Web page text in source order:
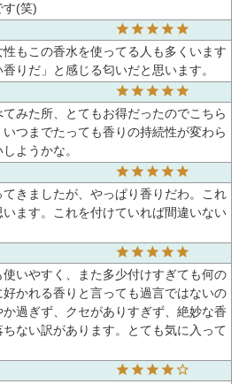
す(笑)
もこの香水を使ってる人も多くいます
りだ」と感じる匂いだと思います。
みた所、とてもお得だったのでこちら
つまでたっても香りの持続性が変わら
ようかな。
きましたが、やっぱり香りだわ。これ
ます。これを付けていれば間違いない
いやすく、また多少付けすぎても何の
かれる香りと言っても過言ではないの
過ぎず、クセがありすぎず、絶妙な香
ない訳があります。とても気に入って